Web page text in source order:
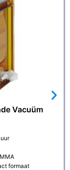
Vacuüm
formaat